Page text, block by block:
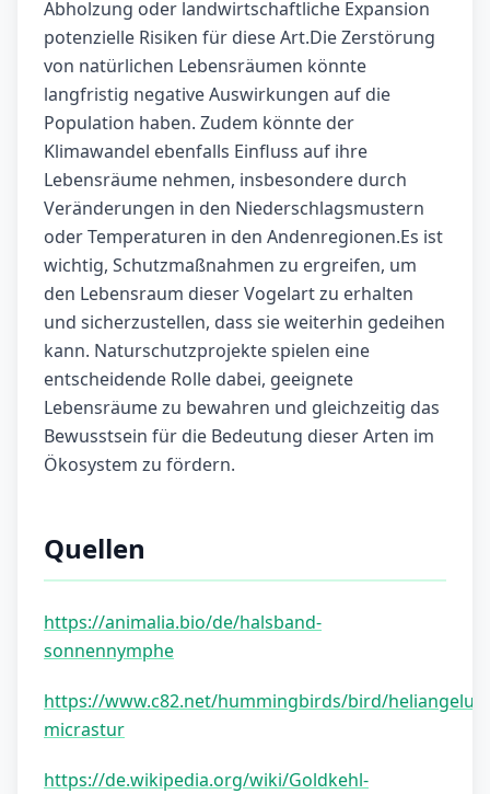
Abholzung oder landwirtschaftliche Expansion
potenzielle Risiken für diese Art.Die Zerstörung
von natürlichen Lebensräumen könnte
langfristig negative Auswirkungen auf die
Population haben. Zudem könnte der
Klimawandel ebenfalls Einfluss auf ihre
Lebensräume nehmen, insbesondere durch
Veränderungen in den Niederschlagsmustern
oder Temperaturen in den Andenregionen.Es ist
wichtig, Schutzmaßnahmen zu ergreifen, um
den Lebensraum dieser Vogelart zu erhalten
und sicherzustellen, dass sie weiterhin gedeihen
kann. Naturschutzprojekte spielen eine
entscheidende Rolle dabei, geeignete
Lebensräume zu bewahren und gleichzeitig das
Bewusstsein für die Bedeutung dieser Arten im
Ökosystem zu fördern.
Quellen
https://animalia.bio/de/halsband-
sonnennymphe
https://www.c82.net/hummingbirds/bird/heliangelus-
micrastur
https://de.wikipedia.org/wiki/Goldkehl-